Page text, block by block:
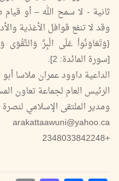
ثانية - لا سمح الله – أو
وقد لا تنفع قوافل الأغذية
{وَتَعَاوَنُواْ عَلَى الْبِرِّ وَالتَّقْوَى
[سورة المائدة: 2].
الداعية داوود عمران ملاسا
الرئيس العام لجماعة تعاون
ومدير الملتقى الإسلامي
arakattaawuni@yahoo.ca
+2348033842248